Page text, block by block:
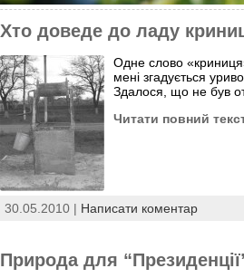
Хто доведе до ладу
Одне слово
мені згадується
Здалося, що не був
Читати повний
30.05.2010 | Написати коментар
Природа для